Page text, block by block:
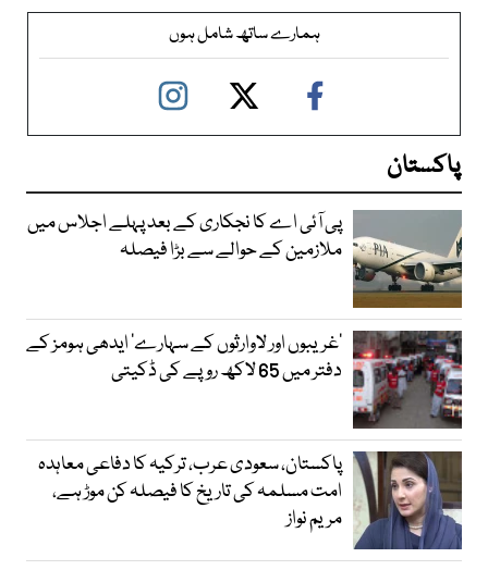
ہمارے ساتھ شامل ہوں
پاکستان
پی آئی اے کا نجکاری کے بعد پہلے اجلاس میں
ملازمین کے حوالے سے بڑا فیصلہ
’غریبوں اور لاوارثوں کے سہارے‘ ایدھی ہومز کے
دفتر میں 65 لاکھ روپے کی ڈکیتی
پاکستان، سعودی عرب، ترکیہ کا دفاعی معاہدہ
امت مسلمہ کی تاریخ کا فیصلہ کن موڑ ہے،
مریم نواز